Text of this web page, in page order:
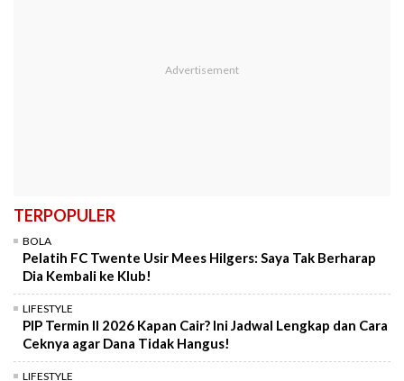
TERPOPULER
BOLA
Pelatih FC Twente Usir Mees Hilgers: Saya Tak Berharap
Dia Kembali ke Klub!
LIFESTYLE
PIP Termin II 2026 Kapan Cair? Ini Jadwal Lengkap dan Cara
Ceknya agar Dana Tidak Hangus!
LIFESTYLE